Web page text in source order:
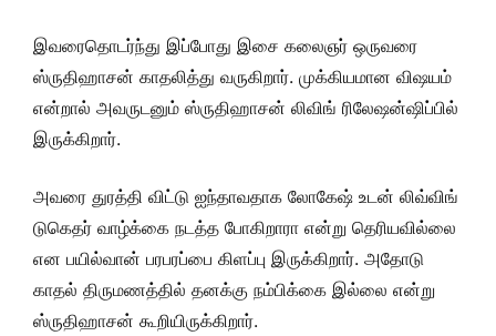
இவரைதொடர்ந்து இப்போது இசை கலைஞர் ஒருவரை
ஸ்ருதிஹாசன் காதலித்து வருகிறார். முக்கியமான விஷயம்
என்றால் அவருடனும் ஸ்ருதிஹாசன் லிவிங் ரிலேஷன்ஷிப்பில்
இருக்கிறார்.
அவரை துரத்தி விட்டு ஐந்தாவதாக லோகேஷ் உடன் லிவ்விங்
டுகெதர் வாழ்க்கை நடத்த போகிறாரா என்று தெரியவில்லை
என பயில்வான் பரபரப்பை கிளப்பு இருக்கிறார். அதோடு
காதல் திருமணத்தில் தனக்கு நம்பிக்கை இல்லை என்று
ஸ்ருதிஹாசன் கூறியிருக்கிறார்.